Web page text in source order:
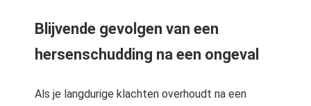
Blijvende gevolgen van een
hersenschudding na een ongeval
Als je langdurige klachten overhoudt na een